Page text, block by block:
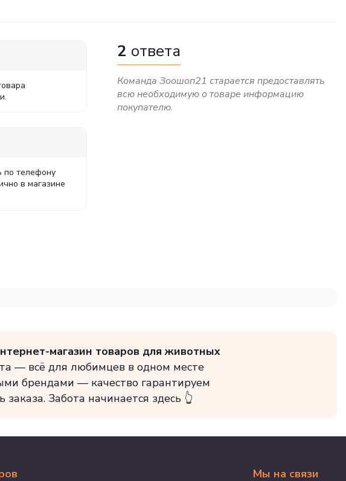
по телефону
в магазине
2 ответа
Команда Зоошоп21 старается предоставлять
всю необходимую о товаре информацию
покупателю.
магазин товаров для животных
— всё для любимцев в одном месте
брендами — качество гарантируем
Забота начинается здесь 👆
Мы на связи